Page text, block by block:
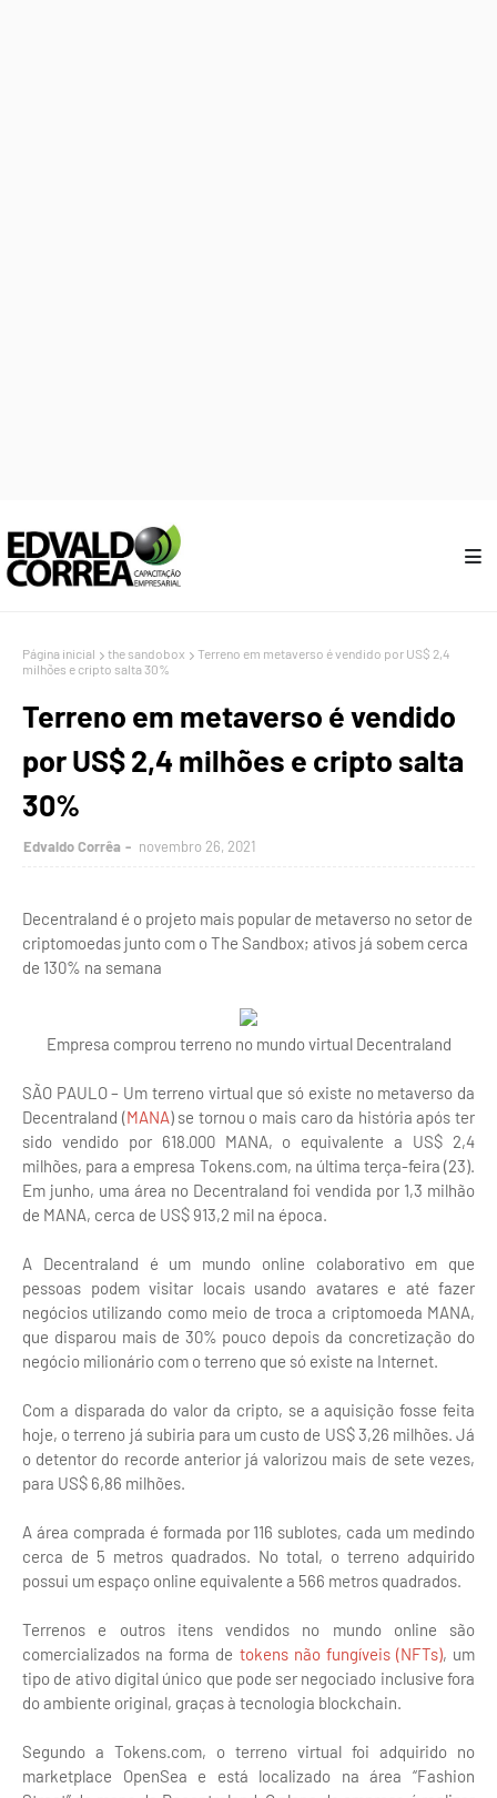
Página inicial the sandobox
Terreno em metaverso é vendido por US$ 2,4
milhões e cripto salta 30%
Terreno em metaverso é vendido
por US$ 2,4 milhões e cripto salta
30%
Edvaldo Corrêa novembro 26, 2021
Decentraland é o projeto mais popular de metaverso no setor de
criptomoedas junto com o The Sandbox; ativos já sobem cerca
de 130% na semana
Empresa comprou terreno no mundo virtual Decentraland
SÃO PAULO – Um terreno virtual que só existe no metaverso da
Decentraland (MANA) se tornou o mais caro da história após ter
sido vendido por 618.000 MANA, o equivalente a US$ 2,4
milhões, para a empresa Tokens.com, na última terça-feira (23).
Em junho, uma área no Decentraland foi vendida por 1,3 milhão
de MANA, cerca de US$ 913,2 mil na época.
A Decentraland é um mundo online colaborativo em que
pessoas podem visitar locais usando avatares e até fazer
negócios utilizando como meio de troca a criptomoeda MANA,
que disparou mais de 30% pouco depois da concretização do
negócio milionário com o terreno que só existe na Internet.
Com a disparada do valor da cripto, se a aquisição fosse feita
hoje, o terreno já subiria para um custo de US$ 3,26 milhões. Já
o detentor do recorde anterior já valorizou mais de sete vezes,
para US$ 6,86 milhões.
A área comprada é formada por 116 sublotes, cada um medindo
cerca de 5 metros quadrados. No total, o terreno adquirido
possui um espaço online equivalente a 566 metros quadrados.
Terrenos e outros itens vendidos no mundo online são
comercializados na forma de tokens não fungíveis (NFTs), um
tipo de ativo digital único que pode ser negociado inclusive fora
do ambiente original, graças à tecnologia blockchain.
Segundo a Tokens.com, o terreno virtual foi adquirido no
marketplace OpenSea e está localizado na área “Fashion